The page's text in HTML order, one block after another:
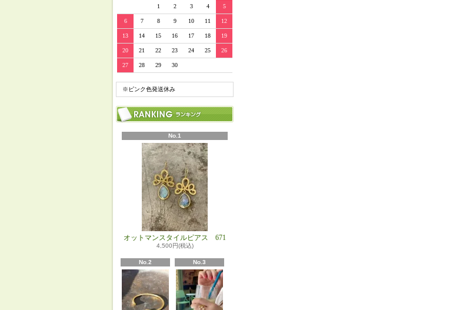
1 2 3 4 5
6 7 8 9 10 11 12
13 14 15 16 17 18 19
20 21 22 23 24 25 26
27 28 29 30
※ピンク色発送休み
No.1
オットマンスタイルピアス 671
4,500円(税込)
No.2 No.3